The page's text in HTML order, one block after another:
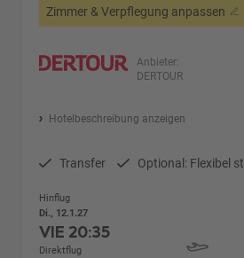
Zimmer & Verpflegung anpassen
Anbieter:
DERTOUR
Hotelbeschreibung anzeigen
Transfer Optional: Flexibel
Hinflug
Di., 12.1.27
VIE 20:35
Direktflug